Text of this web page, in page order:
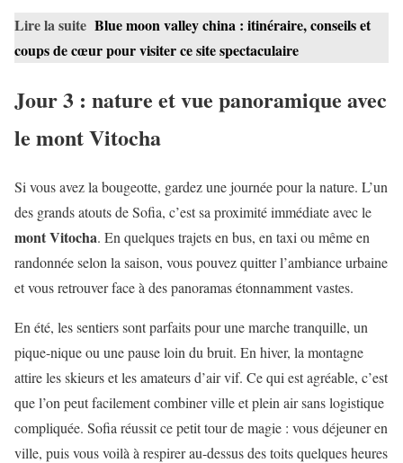
Lire la suite Blue moon valley china : itinéraire, conseils et
coups de cœur pour visiter ce site spectaculaire
Jour 3 : nature et vue panoramique avec
le mont Vitocha
Si vous avez la bougeotte, gardez une journée pour la nature. L’un
des grands atouts de Sofia, c’est sa proximité immédiate avec le
mont Vitocha. En quelques trajets en bus, en taxi ou même en
randonnée selon la saison, vous pouvez quitter l’ambiance urbaine
et vous retrouver face à des panoramas étonnamment vastes.
En été, les sentiers sont parfaits pour une marche tranquille, un
pique-nique ou une pause loin du bruit. En hiver, la montagne
attire les skieurs et les amateurs d’air vif. Ce qui est agréable, c’est
que l’on peut facilement combiner ville et plein air sans logistique
compliquée. Sofia réussit ce petit tour de magie : vous déjeuner en
ville, puis vous voilà à respirer au-dessus des toits quelques heures